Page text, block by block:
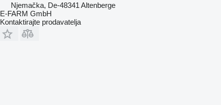
Njemačka, De-48341 Altenberge
E-FARM GmbH
Kontaktirajte prodavatelja